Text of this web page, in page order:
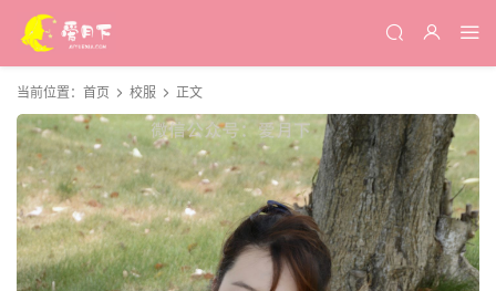
当前位置： 首页 校服 正文